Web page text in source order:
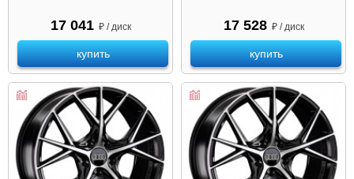
17 041 ₽ / диск
купить
17 528 ₽ / диск
купить